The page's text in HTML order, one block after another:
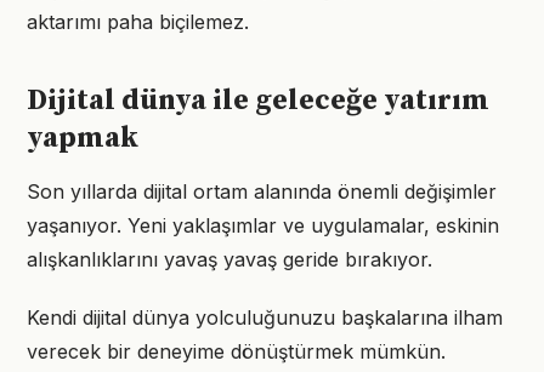
aktarımı paha biçilemez.
Dijital dünya ile geleceğe yatırım
yapmak
Son yıllarda dijital ortam alanında önemli değişimler
yaşanıyor. Yeni yaklaşımlar ve uygulamalar, eskinin
alışkanlıklarını yavaş yavaş geride bırakıyor.
Kendi dijital dünya yolculuğunuzu başkalarına ilham
verecek bir deneyime dönüştürmek mümkün.